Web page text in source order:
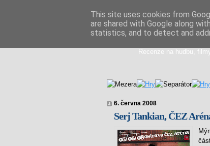
Doupikova
Recenze na hudbu,
6. června 2008
Serj Tankian, ČEZ
This site uses cookies from
are shared with Google along
statistics, and to detect and